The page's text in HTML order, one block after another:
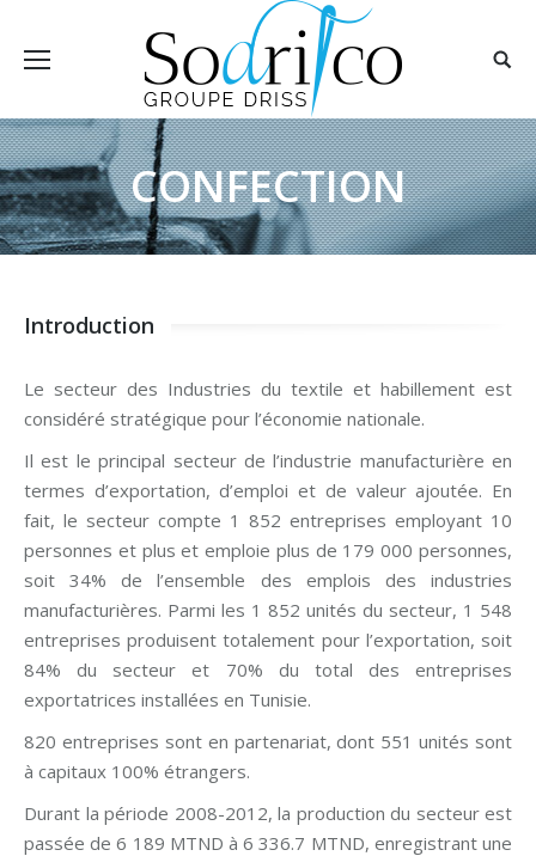
CONFECTION
Introduction
Le secteur des Industries du textile et habillement est
considéré stratégique pour l’économie nationale.
Il est le principal secteur de l’industrie manufacturière en
termes d’exportation, d’emploi et de valeur ajoutée. En
fait, le secteur compte 1 852 entreprises employant 10
personnes et plus et emploie plus de 179 000 personnes,
soit 34% de l’ensemble des emplois des industries
manufacturières. Parmi les 1 852 unités du secteur, 1 548
entreprises produisent totalement pour l’exportation, soit
84% du secteur et 70% du total des entreprises
exportatrices installées en Tunisie.
820 entreprises sont en partenariat, dont 551 unités sont
à capitaux 100% étrangers.
Durant la période 2008-2012, la production du secteur est
passée de 6 189 MTND à 6 336.7 MTND, enregistrant une